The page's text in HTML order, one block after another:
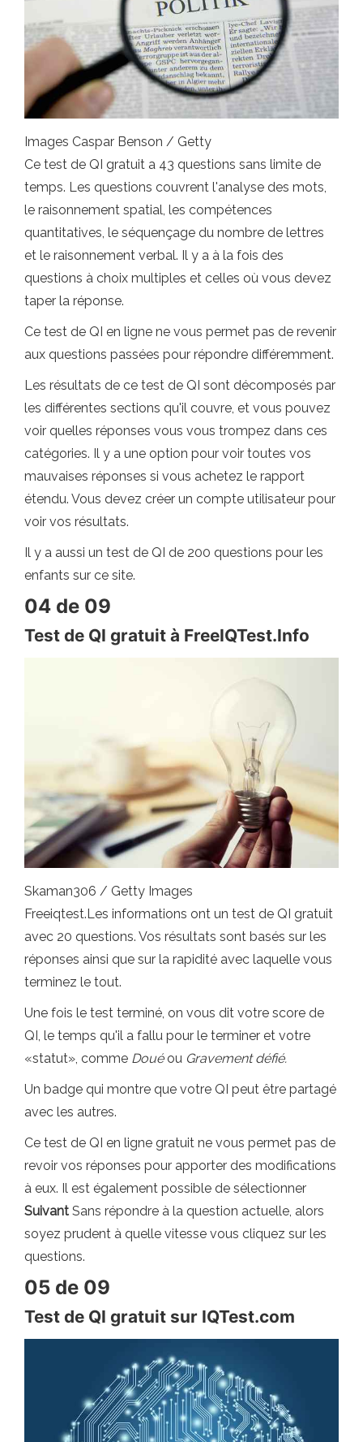
Images Caspar Benson / Getty
Ce test de QI gratuit a 43 questions sans limite de
temps. Les questions couvrent l'analyse des mots,
le raisonnement spatial, les compétences
quantitatives, le séquençage du nombre de lettres
et le raisonnement verbal. Il y a à la fois des
questions à choix multiples et celles où vous devez
taper la réponse.
Ce test de QI en ligne ne vous permet pas de revenir
aux questions passées pour répondre différemment.
Les résultats de ce test de QI sont décomposés par
les différentes sections qu'il couvre, et vous pouvez
voir quelles réponses vous vous trompez dans ces
catégories. Il y a une option pour voir toutes vos
mauvaises réponses si vous achetez le rapport
étendu. Vous devez créer un compte utilisateur pour
voir vos résultats.
Il y a aussi un test de QI de 200 questions pour les
enfants sur ce site.
04 de 09
Test de QI gratuit à FreeIQTest.Info
Skaman306 / Getty Images
Freeiqtest.Les informations ont un test de QI gratuit
avec 20 questions. Vos résultats sont basés sur les
réponses ainsi que sur la rapidité avec laquelle vous
terminez le tout.
Une fois le test terminé, on vous dit votre score de
QI, le temps qu'il a fallu pour le terminer et votre
«statut», comme Douéou Gravement défié.
Un badge qui montre que votre QI peut être partagé
avec les autres.
Ce test de QI en ligne gratuit ne vous permet pas de
revoir vos réponses pour apporter des modifications
à eux. Il est également possible de sélectionner
Suivant Sans répondre à la question actuelle, alors
soyez prudent à quelle vitesse vous cliquez sur les
questions.
05 de 09
Test de QI gratuit sur IQTest.com